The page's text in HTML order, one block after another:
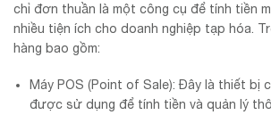
chỉ đơn thuần là một công cụ để tính tiền
nhiều tiện ích cho doanh nghiệp tạp hóa.
hàng bao gồm:
Máy POS (Point of Sale): Đây là thiết bị
được sử dụng để tính tiền và quản lý